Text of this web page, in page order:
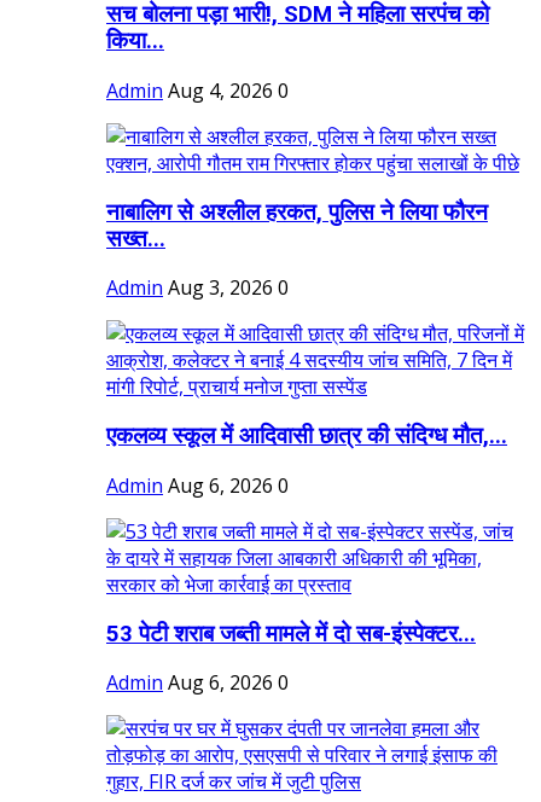
सच बोलना पड़ा भारी!, SDM ने महिला सरपंच को
किया...
Admin Aug 4, 2026 0
नाबालिग से अश्लील हरकत, पुलिस ने लिया फौरन
सख्त...
Admin Aug 3, 2026 0
एकलव्य स्कूल में आदिवासी छात्र की संदिग्ध मौत,...
Admin Aug 6, 2026 0
53 पेटी शराब जब्ती मामले में दो सब-इंस्पेक्टर...
Admin Aug 6, 2026 0